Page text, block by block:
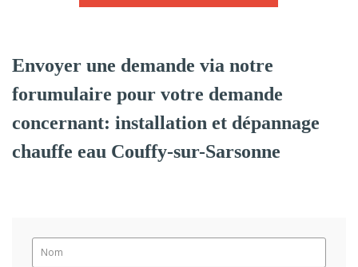
Envoyer une demande via notre
forumulaire pour votre demande
concernant: installation et dépannage
chauffe eau Couffy-sur-Sarsonne